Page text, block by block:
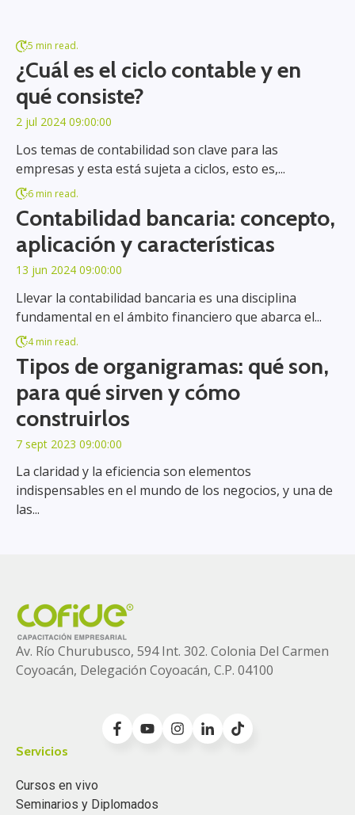
5 min read.
¿Cuál es el ciclo contable y en
qué consiste?
2 jul 2024 09:00:00
Los temas de contabilidad son clave para las
empresas y esta está sujeta a ciclos, esto es,...
6 min read.
Contabilidad bancaria: concepto,
aplicación y características
13 jun 2024 09:00:00
Llevar la contabilidad bancaria es una disciplina
fundamental en el ámbito financiero que abarca el...
4 min read.
Tipos de organigramas: qué son,
para qué sirven y cómo
construirlos
7 sept 2023 09:00:00
La claridad y la eficiencia son elementos
indispensables en el mundo de los negocios, y una de
las...
Av. Río Churubusco, 594 Int. 302. Colonia Del Carmen
Coyoacán, Delegación Coyoacán, C.P. 04100
Servicios
Cursos en vivo
Seminarios y Diplomados